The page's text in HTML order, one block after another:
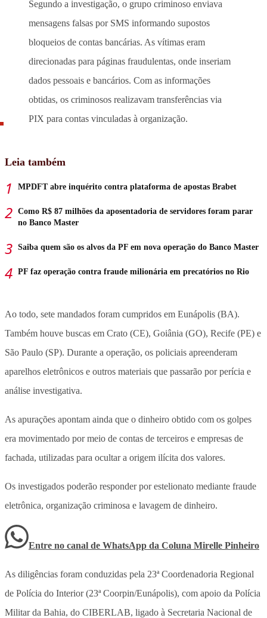
Segundo a investigação, o grupo criminoso enviava
mensagens falsas por SMS informando supostos
bloqueios de contas bancárias. As vítimas eram
direcionadas para páginas fraudulentas, onde inseriam
dados pessoais e bancários. Com as informações
obtidas, os criminosos realizavam transferências via
PIX para contas vinculadas à organização.
Leia também
MPDFT abre inquérito contra plataforma de apostas Brabet
Como R$ 87 milhões da aposentadoria de servidores foram parar
no Banco Master
Saiba quem são os alvos da PF em nova operação do Banco Master
PF faz operação contra fraude milionária em precatórios no Rio
Ao todo, sete mandados foram cumpridos em Eunápolis (BA).
Também houve buscas em Crato (CE), Goiânia (GO), Recife (PE) e
São Paulo (SP). Durante a operação, os policiais apreenderam
aparelhos eletrônicos e outros materiais que passarão por perícia e
análise investigativa.
As apurações apontam ainda que o dinheiro obtido com os golpes
era movimentado por meio de contas de terceiros e empresas de
fachada, utilizadas para ocultar a origem ilícita dos valores.
Os investigados poderão responder por estelionato mediante fraude
eletrônica, organização criminosa e lavagem de dinheiro.
Entre no canal de WhatsApp da Coluna Mirelle Pinheiro
As diligências foram conduzidas pela 23ª Coordenadoria Regional
de Polícia do Interior (23ª Coorpin/Eunápolis), com apoio da Polícia
Militar da Bahia, do CIBERLAB, ligado à Secretaria Nacional de